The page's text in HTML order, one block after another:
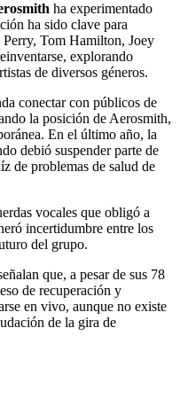
ha experimentado
ha sido clave para
Perry, Tom Hamilton, Joey
explorando
de diversos géneros.
conectar con públicos de
la posición de Aerosmith,
En el último año, la
debió suspender parte de
de problemas de salud de
vocales que obligó a
incertidumbre entre los
del grupo.
que, a pesar de sus 78
de recuperación y
en vivo, aunque no existe
de la gira de